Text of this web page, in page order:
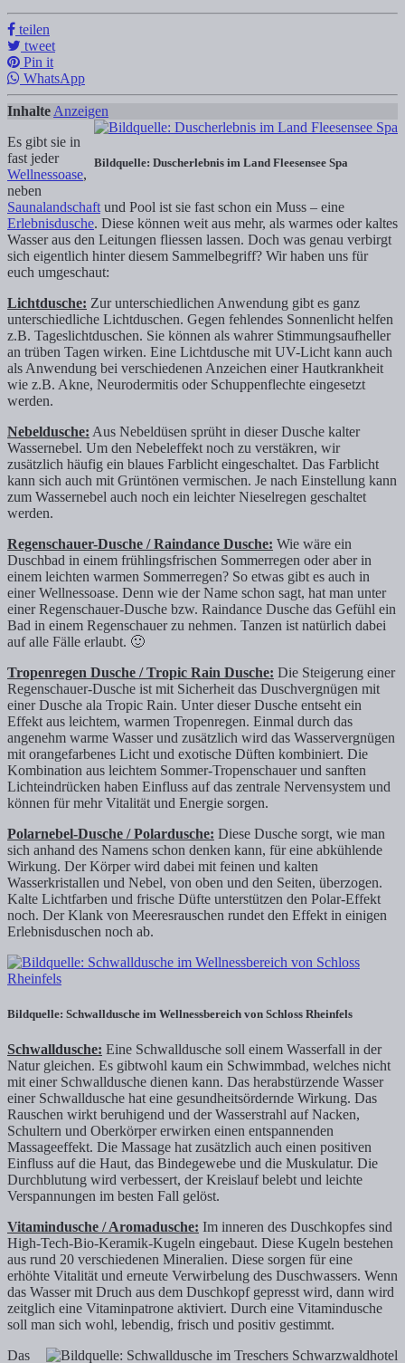
Tanja Klindworth
Es gibt sie in fast jeder Wellnessoase, neben Saunalandschaft und
teilen
tweet
Pin it
WhatsApp
Inhalte Anzeigen
Bildquelle: Duscherlebnis im Land Fleesensee Spa
Es gibt sie in
fast jeder
Wellnessoase,
neben
Saunalandschaft und Pool ist sie fast schon ein Muss – eine
Erlebnisdusche. Diese können weit aus mehr, als warmes oder kaltes
Wasser aus den Leitungen fliessen lassen. Doch was genau verbirgt
sich eigentlich hinter diesem Sammelbegriff? Wir haben uns für
euch umgeschaut:
Lichtdusche: Zur unterschiedlichen Anwendung gibt es ganz
unterschiedliche Lichtduschen. Gegen fehlendes Sonnenlicht helfen
z.B. Tageslichtduschen. Sie können als wahrer Stimmungsaufheller
an trüben Tagen wirken. Eine Lichtdusche mit UV-Licht kann auch
als Anwendung bei verschiedenen Anzeichen einer Hautkrankheit
wie z.B. Akne, Neurodermitis oder Schuppenflechte eingesetzt
werden.
Nebeldusche: Aus Nebeldüsen sprüht in dieser Dusche kalter
Wassernebel. Um den Nebeleffekt noch zu verstäkren, wir
zusätzlich häufig ein blaues Farblicht eingeschaltet. Das Farblicht
kann sich auch mit Grüntönen vermischen. Je nach Einstellung kann
zum Wassernebel auch noch ein leichter Nieselregen geschaltet
werden.
Regenschauer-Dusche / Raindance Dusche: Wie wäre ein
Duschbad in einem frühlingsfrischen Sommerregen oder aber in
einem leichten warmen Sommerregen? So etwas gibt es auch in
einer Wellnessoase. Denn wie der Name schon sagt, hat man unter
einer Regenschauer-Dusche bzw. Raindance Dusche das Gefühl ein
Bad in einem Regenschauer zu nehmen. Tanzen ist natürlich dabei
auf alle Fälle erlaubt. 🙂
Tropenregen Dusche / Tropic Rain Dusche: Die Steigerung einer
Regenschauer-Dusche ist mit Sicherheit das Duschvergnügen mit
einer Dusche ala Tropic Rain. Unter dieser Dusche entseht ein
Effekt aus leichtem, warmen Tropenregen. Einmal durch das
angenehm warme Wasser und zusätzlich wird das Wasservergnügen
mit orangefarbenes Licht und exotische Düften kombiniert. Die
Kombination aus leichtem Sommer-Tropenschauer und sanften
Lichteindrücken haben Einfluss auf das zentrale Nervensystem und
können für mehr Vitalität und Energie sorgen.
Polarnebel-Dusche / Polardusche: Diese Dusche sorgt, wie man
sich anhand des Namens schon denken kann, für eine abkühlende
Wirkung. Der Körper wird dabei mit feinen und kalten
Wasserkristallen und Nebel, von oben und den Seiten, überzogen.
Kalte Lichtfarben und frische Düfte unterstützen den Polar-Effekt
noch. Der Klank von Meeresrauschen rundet den Effekt in einigen
Erlebnisduschen noch ab.
Bildquelle: Schwalldusche im Wellnessbereich von Schloss Rheinfels
Schwalldusche: Eine Schwalldusche soll einem Wasserfall in der
Natur gleichen. Es gibtwohl kaum ein Schwimmbad, welches nicht
mit einer Schwalldusche dienen kann. Das herabstürzende Wasser
einer Schwalldusche hat eine gesundheitsördernde Wirkung. Das
Rauschen wirkt beruhigend und der Wasserstrahl auf Nacken,
Schultern und Oberkörper erwirken einen entspannenden
Massageeffekt. Die Massage hat zusätzlich auch einen positiven
Einfluss auf die Haut, das Bindegewebe und die Muskulatur. Die
Durchblutung wird verbessert, der Kreislauf belebt und leichte
Verspannungen im besten Fall gelöst.
Vitamindusche / Aromadusche: Im inneren des Duschkopfes sind
High-Tech-Bio-Keramik-Kugeln eingebaut. Diese Kugeln bestehen
aus rund 20 verschiedenen Mineralien. Diese sorgen für eine
erhöhte Vitalität und erneute Verwirbelung des Duschwassers. Wenn
das Wasser mit Druch aus dem Duschkopf gepresst wird, dann wird
zeitglich eine Vitaminpatrone aktiviert. Durch eine Vitamindusche
soll man sich wohl, lebendig, frisch und positiv gestimmt.
Das